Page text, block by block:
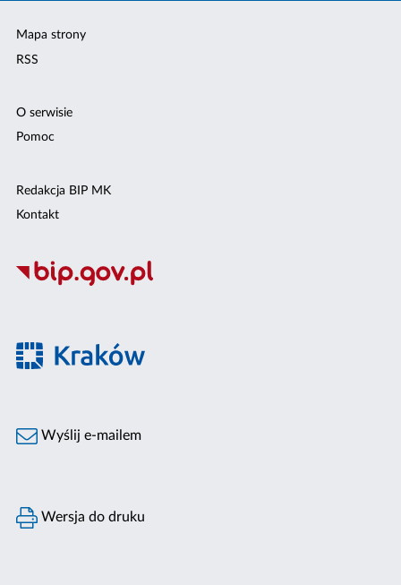
Mapa strony
RSS
O serwisie
Pomoc
Redakcja BIP MK
Kontakt
Wyślij e-mailem
Wersja do druku